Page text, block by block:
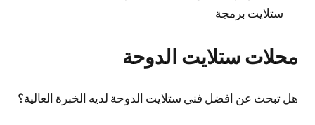
ستلايت برمجة
محلات ستلايت الدوحة
هل تبحث عن افضل فني ستلايت الدوحة لديه الخبرة العالية؟